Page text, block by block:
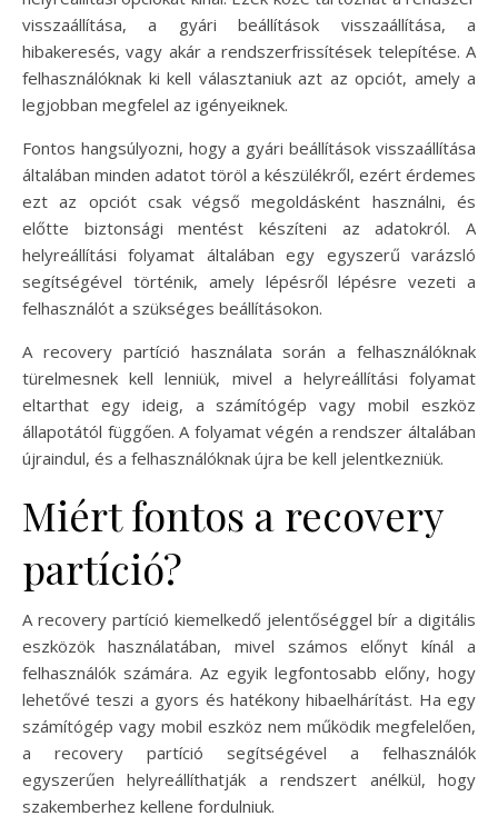
visszaállítása, a gyári beállítások visszaállítása, a
hibakeresés, vagy akár a rendszerfrissítések telepítése. A
felhasználóknak ki kell választaniuk azt az opciót, amely a
legjobban megfelel az igényeiknek.
Fontos hangsúlyozni, hogy a gyári beállítások visszaállítása
általában minden adatot töröl a készülékről, ezért érdemes
ezt az opciót csak végső megoldásként használni, és
előtte biztonsági mentést készíteni az adatokról. A
helyreállítási folyamat általában egy egyszerű varázsló
segítségével történik, amely lépésről lépésre vezeti a
felhasználót a szükséges beállításokon.
A recovery partíció használata során a felhasználóknak
türelmesnek kell lenniük, mivel a helyreállítási folyamat
eltarthat egy ideig, a számítógép vagy mobil eszköz
állapotától függően. A folyamat végén a rendszer általában
újraindul, és a felhasználóknak újra be kell jelentkezniük.
Miért fontos a recovery
partíció?
A recovery partíció kiemelkedő jelentőséggel bír a digitális
eszközök használatában, mivel számos előnyt kínál a
felhasználók számára. Az egyik legfontosabb előny, hogy
lehetővé teszi a gyors és hatékony hibaelhárítást. Ha egy
számítógép vagy mobil eszköz nem működik megfelelően,
a recovery partíció segítségével a felhasználók
egyszerűen helyreállíthatják a rendszert anélkül, hogy
szakemberhez kellene fordulniuk.